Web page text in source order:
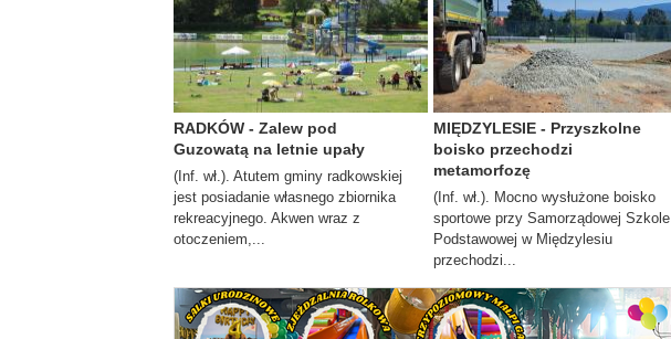
RADKÓW - Zalew pod
Guzowatą na letnie upały
(Inf. wł.). Atutem gminy radkowskiej
jest posiadanie własnego zbiornika
rekreacyjnego. Akwen wraz z
otoczeniem,...
MIĘDZYLESIE - Przyszkolne
boisko przechodzi
metamorfozę
(Inf. wł.). Mocno wysłużone boisko
sportowe przy Samorządowej Szkole
Podstawowej w Międzylesiu
przechodzi...